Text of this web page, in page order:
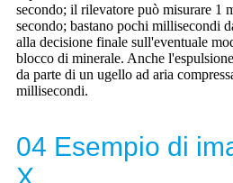
secondo; il rilevatore può misurare 1
secondo; bastano pochi millisecondi
alla decisione finale sull'eventuale
blocco di minerale. Anche
da parte di un ugello ad aria
millisecondi.
04 Esempio di